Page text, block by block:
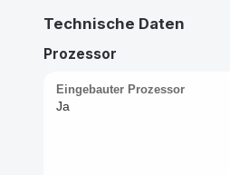
Technische Daten
Prozessor
Eingebauter Prozessor
Ja